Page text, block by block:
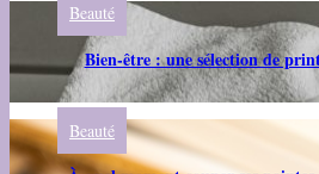
Beauté
Bien-être : une sélection de
Beauté